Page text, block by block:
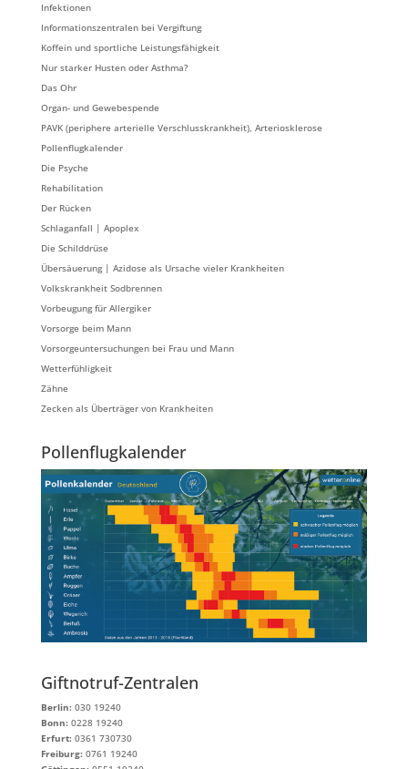
Infektionen
Informationszentralen bei Vergiftung
Koffein und sportliche Leistungsfähigkeit
Nur starker Husten oder Asthma?
Das Ohr
Organ- und Gewebespende
PAVK (periphere arterielle Verschlusskrankheit), Arteriosklerose
Pollenflugkalender
Die Psyche
Rehabilitation
Der Rücken
Schlaganfall | Apoplex
Die Schilddrüse
Übersäuerung | Azidose als Ursache vieler Krankheiten
Volkskrankheit Sodbrennen
Vorbeugung für Allergiker
Vorsorge beim Mann
Vorsorgeuntersuchungen bei Frau und Mann
Wetterfühligkeit
Zähne
Zecken als Überträger von Krankheiten
Pollenflugkalender
Giftnotruf-Zentralen
Berlin:030 19240
Bonn:0228 19240
Erfurt:0361 730730
Freiburg:0761 19240